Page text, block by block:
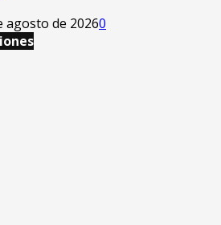
agosto de 20260